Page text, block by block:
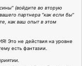
(войдите во вторую
партнера "как если бы"
как ваш опыт в этом
Это не действия на уровне
есть фантазии.